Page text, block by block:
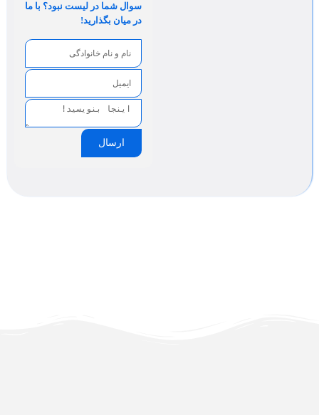
سوال شما در لیست نبود؟ با ما
در میان بگذارید!
ارسال